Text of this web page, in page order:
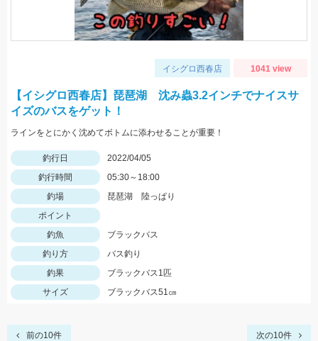
イシグロ西春店 1041 view
【イシグロ西春店】琵琶湖 沈み蟲3.2インチでナイスサ
イズのバスをゲット！
ラインをとにかく沈めてボトムに添わせることが重要！
釣行日
2022/04/05
釣行時間
05:30～18:00
釣場
琵琶湖 陸っぱり
ポイント
釣魚
ブラックバス
釣り方
バス釣り
釣果
ブラックバス1匹
サイズ
ブラックバス51㎝
前の10件 次の10件